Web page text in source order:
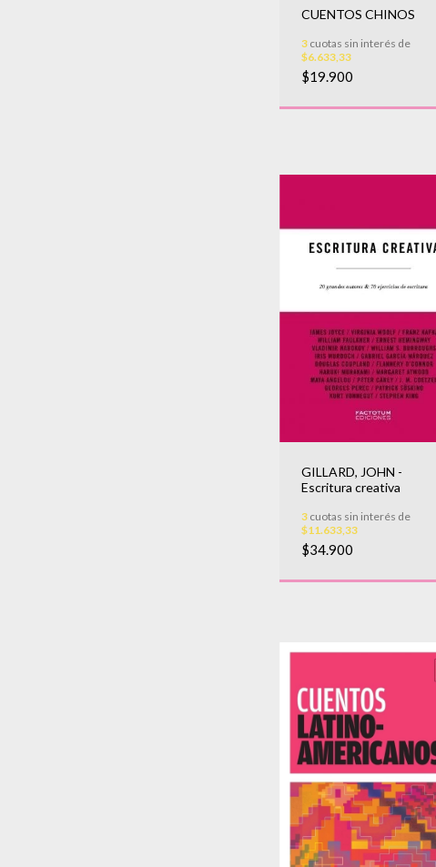
CUENTOS CHINOS
3 cuotas sin interés de
$6.633,33
$19.900
GILLARD, JOHN -
Escritura creativa
3 cuotas sin interés de
$11.633,33
$34.900